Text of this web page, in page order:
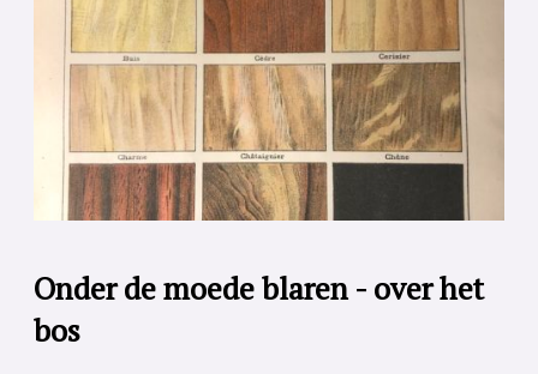
Onder de moede blaren - over het
bos